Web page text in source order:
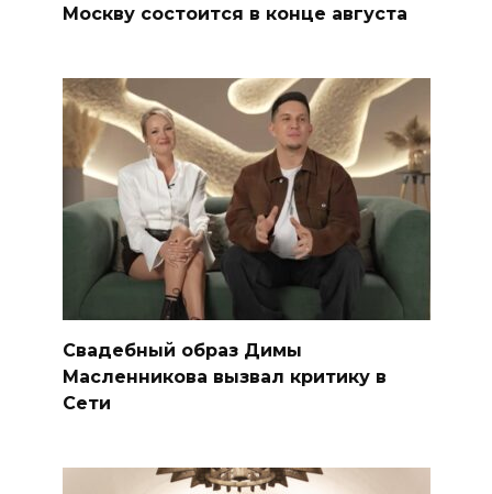
Москву состоится в конце августа
Свадебный образ Димы
Масленникова вызвал критику в
Сети